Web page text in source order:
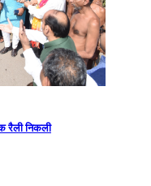
रैली निकली